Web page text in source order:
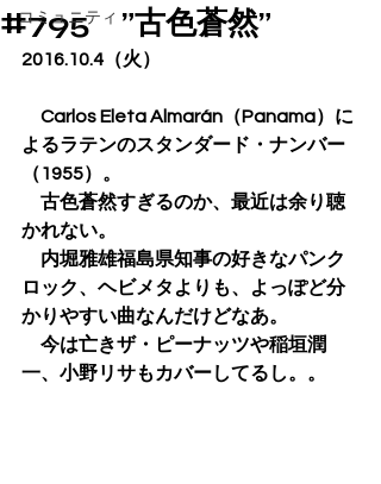
コミュニティ
#795 ”古色蒼然”
2016.10.4（火）
Carlos Eleta Almarán（Panama）に
よるラテンのスタンダード・ナンバー
（1955）。
古色蒼然すぎるのか、最近は余り聴
かれない。
内堀雅雄福島県知事の好きなパンク
ロック、ヘビメタよりも、よっぽど分
かりやすい曲なんだけどなあ。
今は亡きザ・ピーナッツや稲垣潤
一、小野リサもカバーしてるし。。